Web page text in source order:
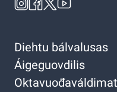
Diehtu bálvalusas
Áigeguovdilis